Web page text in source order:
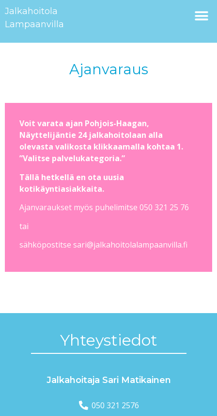
Jalkahoitola
Lampaanvilla
Ajanvaraus
Voit varata ajan Pohjois-Haagan,
Näyttelijäntie 24 jalkahoitolaan alla
olevasta valikosta klikkaamalla kohtaa 1.
”Valitse palvelukategoria.”
Tällä hetkellä en ota uusia
kotikäyntiasiakkaita.
Ajanvaraukset myös puhelimitse 050 321 25 76
tai
sähköpostitse sari@jalkahoitolalampaanvilla.fi
Yhteys­tiedot
Jalkahoitaja Sari Matikainen
050 321 2576